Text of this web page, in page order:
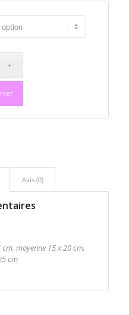
Avis (0)
moyenne 15 x 20 cm,
cm